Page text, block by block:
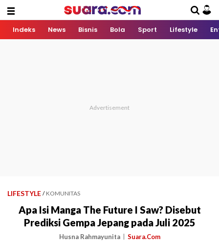
Indeks News Bisnis Bola Sport Lifestyle
LIFESTYLE / KOMUNITAS
Apa Isi Manga The Future I Saw? Disebut
Prediksi Gempa Jepang pada Juli 2025
Husna Rahmayunita Suara.Com